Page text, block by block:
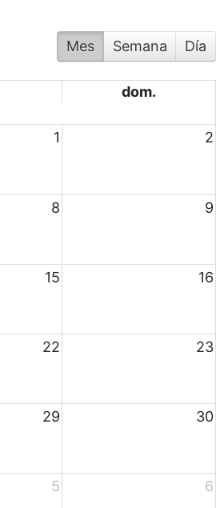
Mes Semana Día
dom.
1 2
8 9
15 16
22 23
29 30
5 6